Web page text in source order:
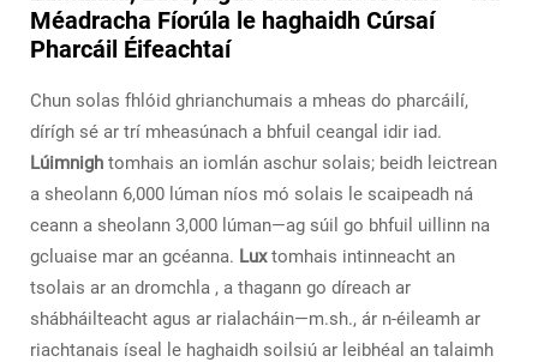
Méadracha Fíorúla le haghaidh Cúrsaí
Pharcáil Éifeachtaí
Chun solas fhlóid ghrianchumais a mheas do pharcáilí,
dírígh sé ar trí mheasúnach a bhfuil ceangal idir iad.
Lúimnigh tomhais an iomlán aschur solais; beidh leictrean
a sheolann 6,000 lúman níos mó solais le scaipeadh ná
ceann a sheolann 3,000 lúman—ag súil go bhfuil uillinn na
gcluaise mar an gcéanna. Luxtomhais intinneacht an
tsolais ar an dromchla , a thagann go díreach ar
shábháilteacht agus ar rialacháin—m.sh., ár n-éileamh ar
riachtanais íseal le haghaidh soilsiú ar leibhéal an talaimh